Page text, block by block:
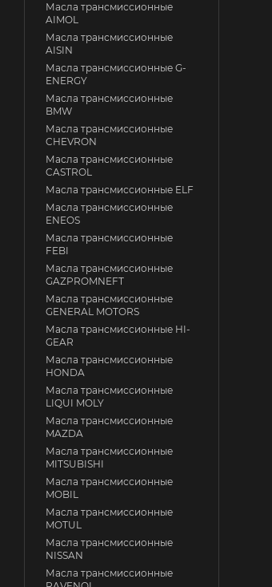
Масла трансмиссионные
AIMOL
Масла трансмиссионные
AISIN
Масла трансмиссионные G-
ENERGY
Масла трансмиссионные
BMW
Масла трансмиссионные
CHEVRON
Масла трансмиссионные
CASTROL
Масла трансмиссионные ELF
Масла трансмиссионные
ENEOS
Масла трансмиссионные
FEBI
Масла трансмиссионные
GAZPROMNEFT
Масла трансмиссионные
GENERAL MOTORS
Масла трансмиссионные HI-
GEAR
Масла трансмиссионные
HONDA
Масла трансмиссионные
LIQUI MOLY
Масла трансмиссионные
MAZDA
Масла трансмиссионные
MITSUBISHI
Масла трансмиссионные
MOBIL
Масла трансмиссионные
MOTUL
Масла трансмиссионные
NISSAN
Масла трансмиссионные